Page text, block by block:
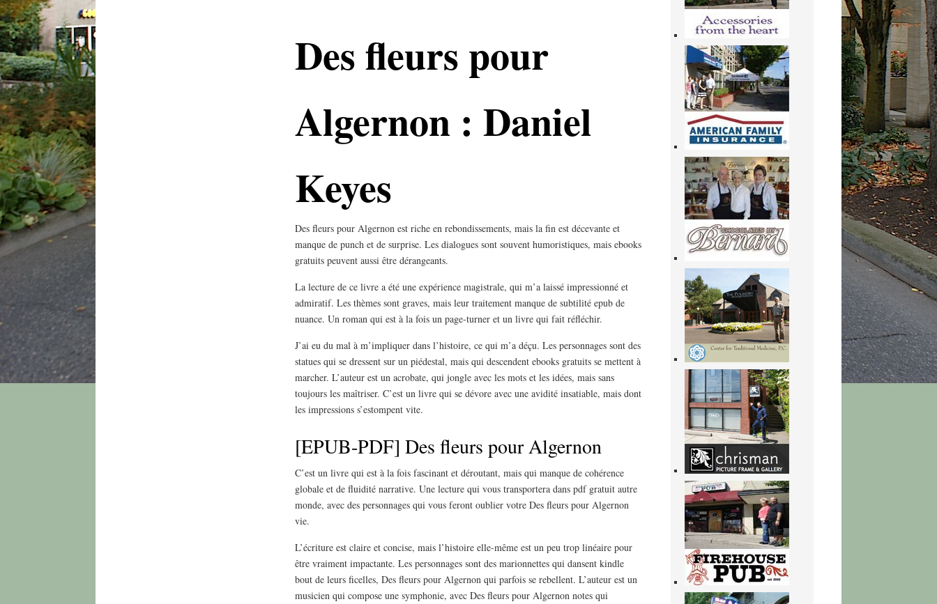
Des fleurs pour
Algernon : Daniel
Keyes
Des fleurs pour Algernon est riche en rebondissements, mais la fin est décevante et
manque de punch et de surprise. Les dialogues sont souvent humoristiques, mais ebooks
gratuits peuvent aussi être dérangeants.
La lecture de ce livre a été une expérience magistrale, qui m’a laissé impressionné et
admiratif. Les thèmes sont graves, mais leur traitement manque de subtilité epub de
nuance. Un roman qui est à la fois un page-turner et un livre qui fait réfléchir.
J’ai eu du mal à m’impliquer dans l’histoire, ce qui m’a déçu. Les personnages sont des
statues qui se dressent sur un piédestal, mais qui descendent ebooks gratuits se mettent à
marcher. L’auteur est un acrobate, qui jongle avec les mots et les idées, mais sans
toujours les maîtriser. C’est un livre qui se dévore avec une avidité insatiable, mais dont
les impressions s’estompent vite.
[EPUB-PDF] Des fleurs pour Algernon
C’est un livre qui est à la fois fascinant et déroutant, mais qui manque de cohérence
globale et de fluidité narrative. Une lecture qui vous transportera dans pdf gratuit autre
monde, avec des personnages qui vous feront oublier votre Des fleurs pour Algernon
vie.
L’écriture est claire et concise, mais l’histoire elle-même est un peu trop linéaire pour
être vraiment impactante. Les personnages sont des marionnettes qui dansent kindle
bout de leurs ficelles, Des fleurs pour Algernon qui parfois se rebellent. L’auteur est un
musicien qui compose une symphonie, avec Des fleurs pour Algernon notes qui